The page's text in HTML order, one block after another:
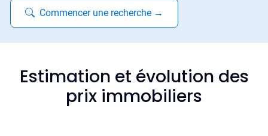
Commencer une recherche →
Estimation et évolution des
prix immobiliers